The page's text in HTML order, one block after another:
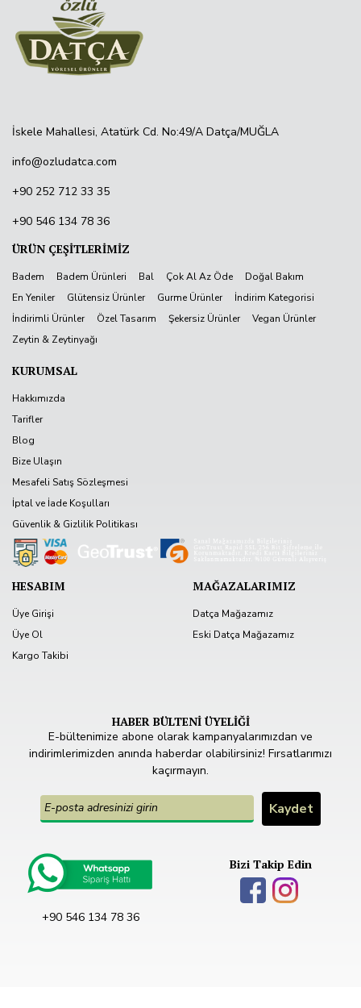
İskele Mahallesi, Atatürk Cd. No:49/A Datça/MUĞLA
info@ozludatca.com
+90 252 712 33 35
+90 546 134 78 36
ÜRÜN ÇEŞİTLERİMİZ
Badem Badem Ürünleri Bal Çok Al Az Öde
Doğal Bakım
En Yeniler
Glütensiz Ürünler Gurme Ürünler
İndirim Kategorisi
İndirimli Ürünler
Özel Tasarım Şekersiz Ürünler
Vegan Ürünler
Zeytin & Zeytinyağı
KURUMSAL
Hakkımızda
Tarifler
Blog
Bize Ulaşın
Mesafeli Satış Sözleşmesi
İptal ve İade Koşulları
Güvenlik & Gizlilik Politikası
HESABIM
Üye Girişi
Üye Ol
Kargo Takibi
MAĞAZALARIMIZ
Datça Mağazamız
Eski Datça Mağazamız
HABER BÜLTENİ ÜYELİĞİ
E-bültenimize abone olarak kampanyalarımızdan ve
indirimlerimizden anında haberdar olabilirsiniz! Fırsatlarımızı
kaçırmayın.
+90 546 134 78 36
Bizi Takip Edin